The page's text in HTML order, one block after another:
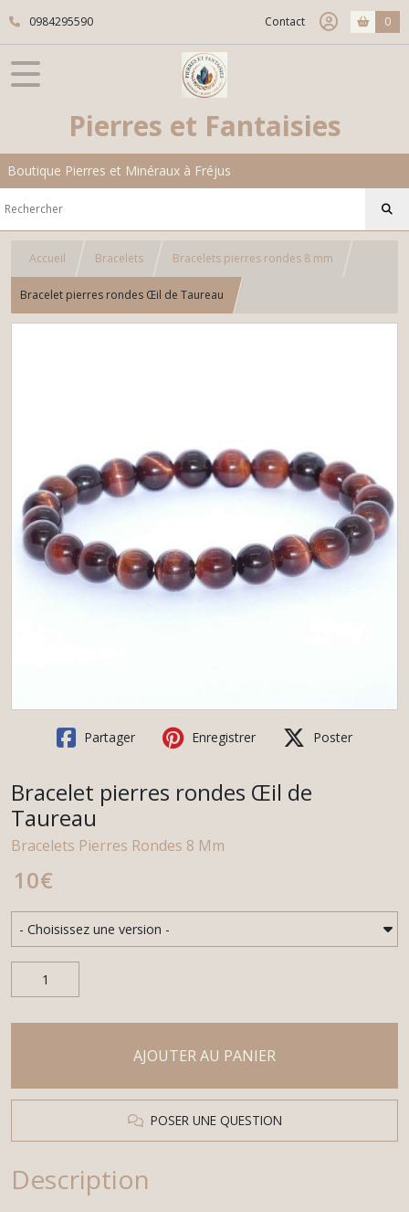
0984295590 Contact 0
Pierres et Fantaisies
Boutique Pierres et Minéraux à Fréjus
Accueil Bracelets Bracelets pierres rondes 8 mm
Bracelet pierres rondes Œil de Taureau
Partager Enregistrer Poster
Bracelet pierres rondes Œil de
Taureau
Bracelets Pierres Rondes 8 Mm
10€
AJOUTER AU PANIER
POSER UNE QUESTION
Description